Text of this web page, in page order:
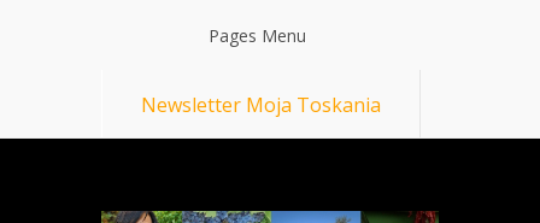
Pages Menu
Newsletter Moja Toskania